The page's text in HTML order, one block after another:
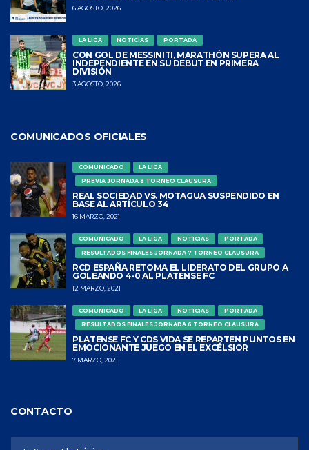
6 AGOSTO, 2026
LA LIGA NOTICIAS PORTADA
CON GOL DE MESSINITI, MARATHÓN SUPERA AL
INDEPENDIENTE EN SU DEBUT EN PRIMERA
DIVISIÓN
3 AGOSTO, 2026
COMUNICADOS OFICIALES
COMUNICADO
LA LIGA
PREVIA JORNADA 8 TORNEO CLAUSURA
REAL SOCIEDAD VS. MOTAGUA SUSPENDIDO EN
BASE AL ARTÍCULO 34
16 MARZO, 2021
COMUNICADO LA LIGA NOTICIAS
PORTADA
RESULTADOS FINALES JORNADA 7 TORNEO CLAUSURA
RCD ESPAÑA RETOMA EL LIDERATO DEL GRUPO A
GOLEANDO 4-0 AL PLATENSE FC
12 MARZO, 2021
COMUNICADO LA LIGA NOTICIAS
PORTADA
RESULTADOS FINALES JORNADA 6 TORNEO CLAUSURA
PLATENSE FC Y CDS VIDA SE REPARTEN PUNTOS EN
EMOCIONANTE JUEGO EN EL EXCÉLSIOR
7 MARZO, 2021
CONTACTO